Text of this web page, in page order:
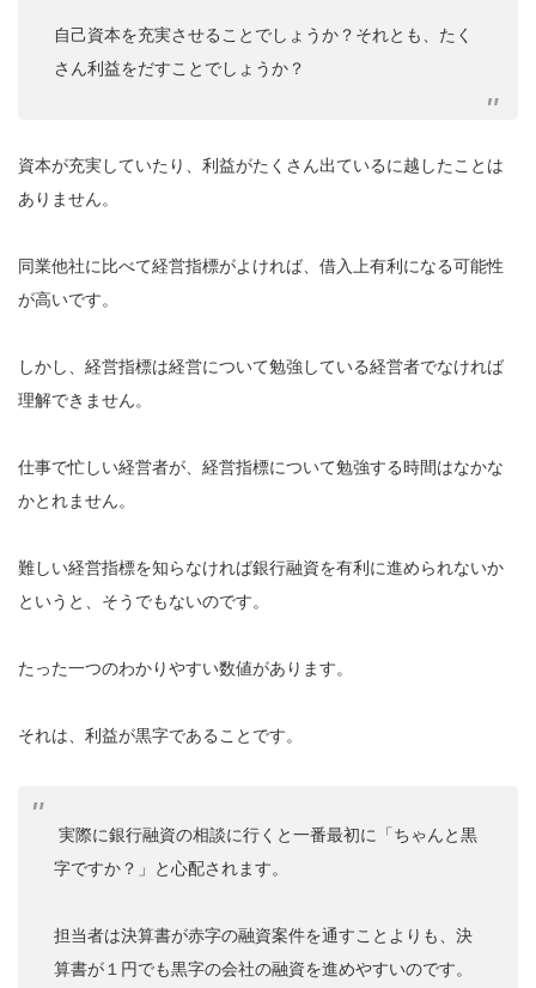
自己資本を充実させることでしょうか？それとも、たく
さん利益をだすことでしょうか？
資本が充実していたり、利益がたくさん出ているに越したことは
ありません。
同業他社に比べて経営指標がよければ、借入上有利になる可能性
が高いです。
しかし、経営指標は経営について勉強している経営者でなければ
理解できません。
仕事で忙しい経営者が、経営指標について勉強する時間はなかな
かとれません。
難しい経営指標を知らなければ銀行融資を有利に進められないか
というと、そうでもないのです。
たった一つのわかりやすい数値があります。
それは、利益が黒字であることです。
実際に銀行融資の相談に行くと一番最初に「ちゃんと黒
字ですか？」と心配されます。
担当者は決算書が赤字の融資案件を通すことよりも、決
算書が１円でも黒字の会社の融資を進めやすいのです。